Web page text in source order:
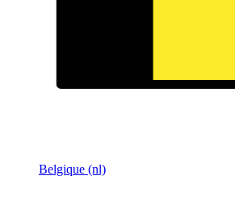
Belgique (nl)